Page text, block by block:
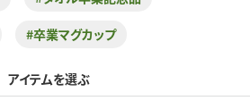
#卒業マグカップ
アイテムを選ぶ